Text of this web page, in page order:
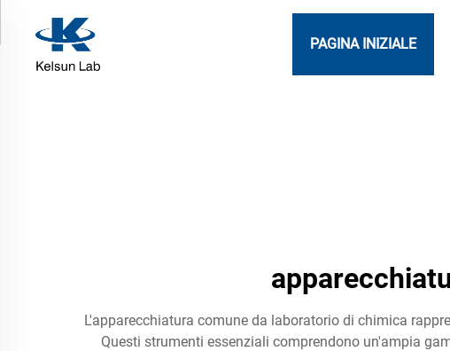
PAGINA INIZIALE
L'apparecchiatura comune da laboratorio di chimica
Questi strumenti essenziali comprendono un'ampia